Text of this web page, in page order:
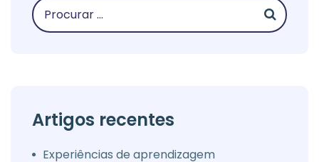
Artigos recentes
Experiências de aprendizagem